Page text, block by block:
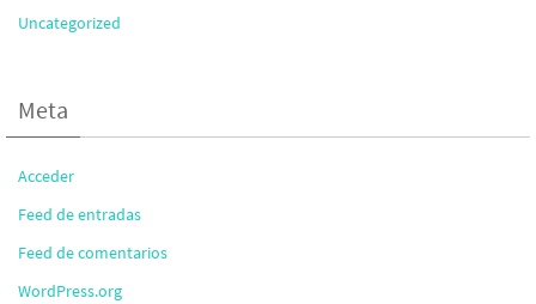
Uncategorized
Meta
Acceder
Feed de entradas
Feed de comentarios
WordPress.org